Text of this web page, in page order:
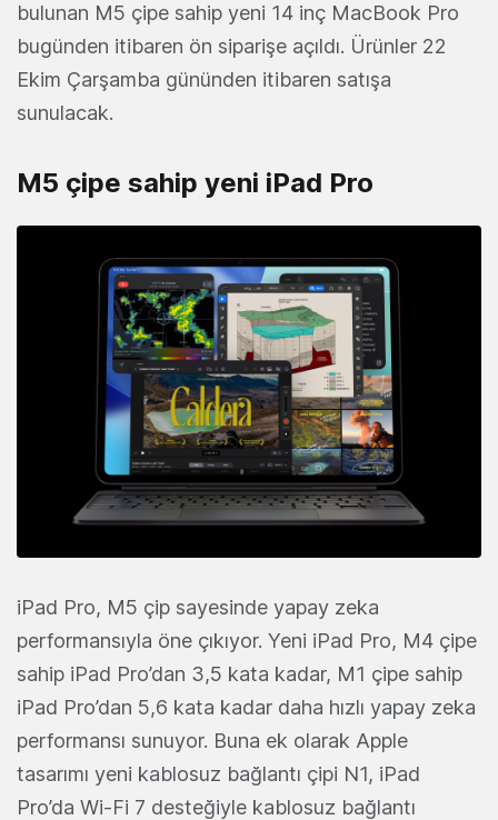
bulunan M5 çipe sahip yeni 14 inç MacBook Pro
bugünden itibaren ön siparişe açıldı. Ürünler 22
Ekim Çarşamba gününden itibaren satışa
sunulacak.
M5 çipe sahip yeni iPad Pro
iPad Pro, M5 çip sayesinde yapay zeka
performansıyla öne çıkıyor. Yeni iPad Pro, M4 çipe
sahip iPad Pro’dan 3,5 kata kadar, M1 çipe sahip
iPad Pro’dan 5,6 kata kadar daha hızlı yapay zeka
performansı sunuyor. Buna ek olarak Apple
tasarımı yeni kablosuz bağlantı çipi N1, iPad
Pro’da Wi-Fi 7 desteğiyle kablosuz bağlantı